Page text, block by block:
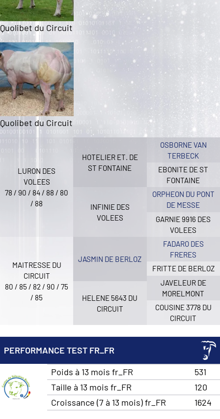
Quolibet du Circuit
Quolibet du Circuit
LURON DES
VOLEES
78 / 90 / 84 / 88 / 80
/ 88
HOTELIER ET. DE
ST FONTAINE
INFINIE DES
VOLEES
OSBORNE VAN
TERBECK
EBONITE DE ST
FONTAINE
ORPHEON DU PONT
DE MESSE
GARNIE 9916 DES
VOLEES
MAITRESSE DU
CIRCUIT
80 / 85 / 82 / 90 / 75
/ 85
JASMIN DE BERLOZ
HELENE 5643 DU
CIRCUIT
FADARO DES
FRERES
FRITTE DE BERLOZ
JAVELEUR DE
MORELMONT
COUSINE 3778 DU
CIRCUIT
PERFORMANCE TEST FR_FR
Poids à 13 mois fr_FR
531
Taille à 13 mois fr_FR
120
Croissance (7 à 13 mois) fr_FR
1624